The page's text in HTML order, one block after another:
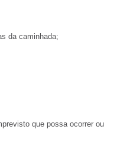
da caminhada;
que possa ocorrer ou